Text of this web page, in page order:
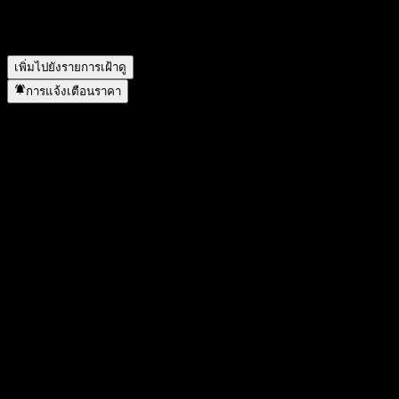
เพิ่มไปยังรายการเฝ้าดู
การแจ้งเตือนราคา